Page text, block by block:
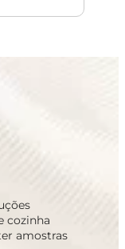
cozinha
amostras